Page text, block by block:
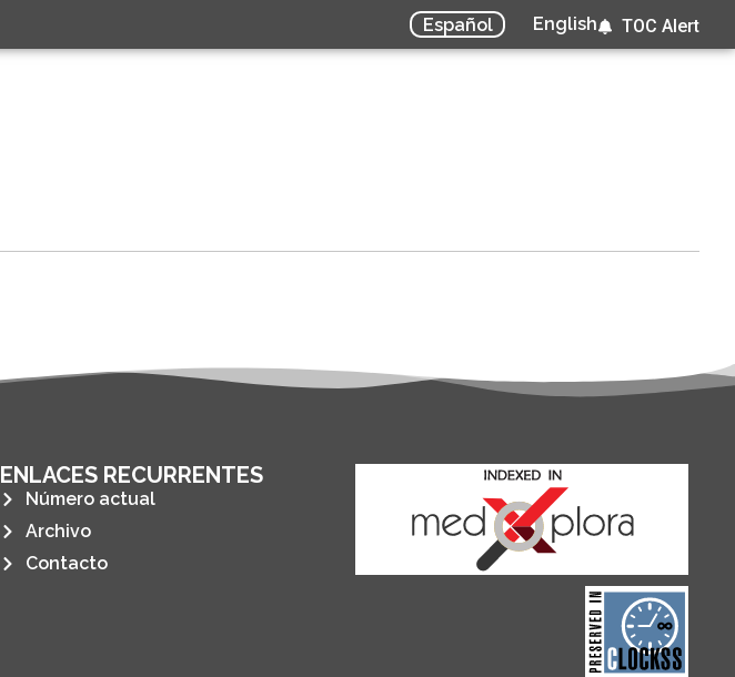
Español English TOC Alert
ENLACES RECURRENTES
Número actual
Archivo
Contacto
CLOCKSS is a dak archive
that ensures the long-
term survival of web-
based scholary
publications, governed by
and for its stakeholders.